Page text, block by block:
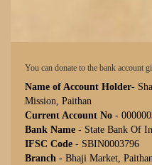
You can donate to the bank account
Name of Account Holder-
Mission, Paithan
Current Account No -
Bank Name - State Bank Of
IFSC Code - SBIN0003796
Branch - Bhaji Market,